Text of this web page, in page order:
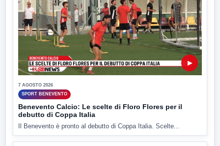
▶
7 AGOSTO 2026
SPORT BENEVENTO
Benevento Calcio: Le scelte di Floro Flores per il
debutto di Coppa Italia
Il Benevento è pronto al debutto di Coppa Italia. Scelte...